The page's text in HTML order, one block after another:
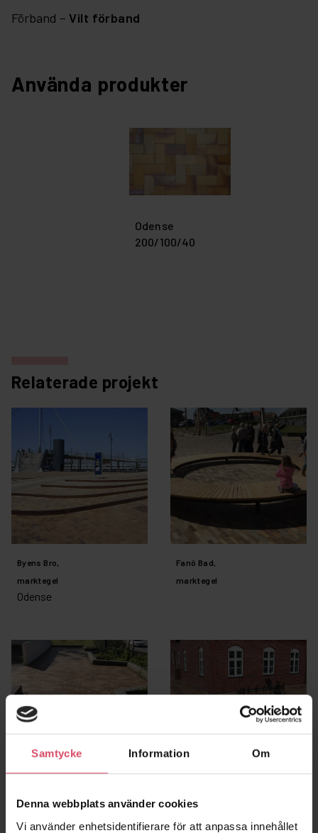
Samtycke Information Om
Denna webbplats använder cookies
Vi använder enhetsidentifierare för att anpassa innehållet
Förband – Vilt förband
Använda produkter
Odense
200/100/40
Relaterade projekt
Byens Bro,
marktegel
Odense
Fanö Bad,
marktegel
café, marktegel
Kungälv
marktegel